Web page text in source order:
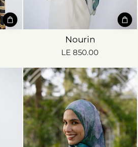
Nourin
LE 850.00